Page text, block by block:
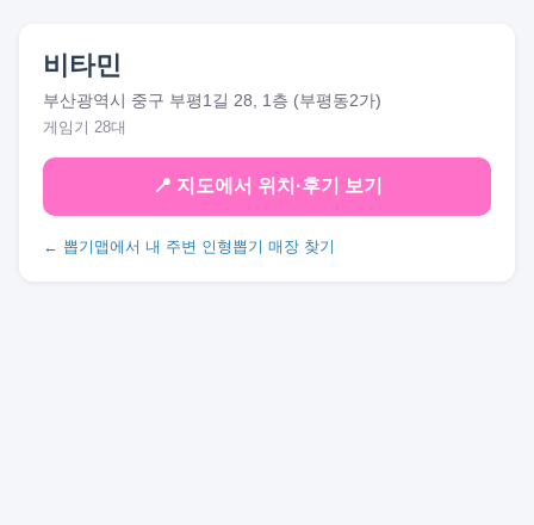
비타민
부산광역시 중구 부평1길 28, 1층 (부평동2가)
게임기 28대
📍 지도에서 위치·후기 보기
← 뽑기맵에서 내 주변 인형뽑기 매장 찾기